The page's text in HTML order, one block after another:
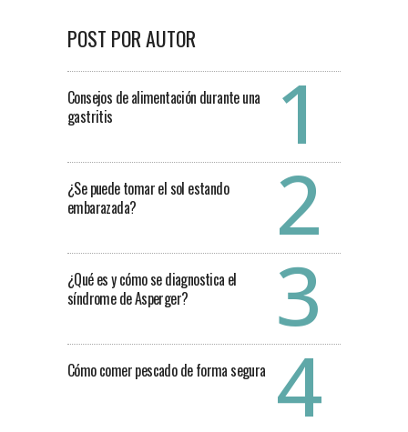
POST POR AUTOR
Consejos de alimentación durante una
gastritis
¿Se puede tomar el sol estando
embarazada?
¿Qué es y cómo se diagnostica el
síndrome de Asperger?
Cómo comer pescado de forma segura